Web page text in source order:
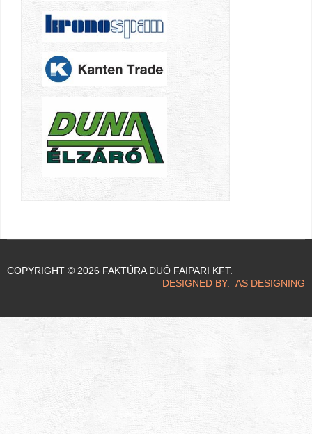
COPYRIGHT © 2026 FAKTÚRA DUÓ FAIPARI KFT.
DESIGNED BY: AS DESIGNING